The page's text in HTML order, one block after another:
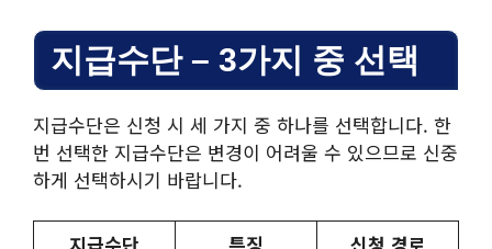
지급수단 – 3가지 중 선택
지급수단은 신청 시 세 가지 중 하나를 선택합니다. 한
번 선택한 지급수단은 변경이 어려울 수 있으므로 신중
하게 선택하시기 바랍니다.